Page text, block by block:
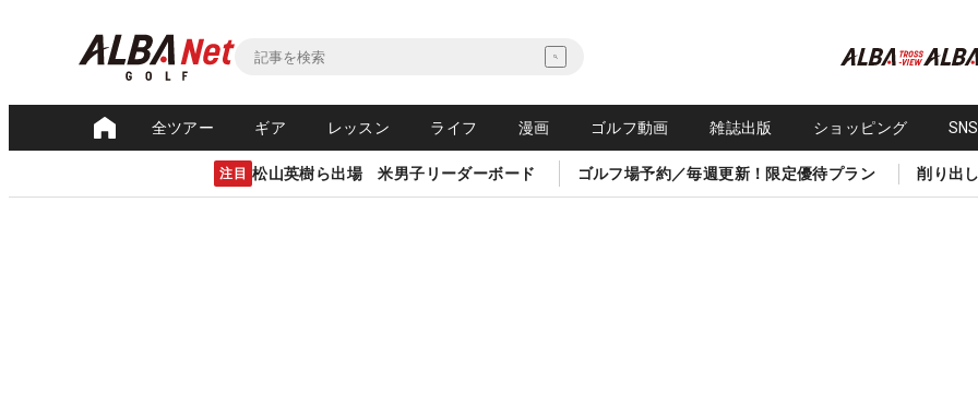
全ツアー ギア レッスン ライフ 漫画 ゴルフ動画 雑誌出版 ショッピング
注目 松山英樹ら出場 米男子リーダーボード ゴルフ場予約／毎週更新！限定優待プラン 削り出